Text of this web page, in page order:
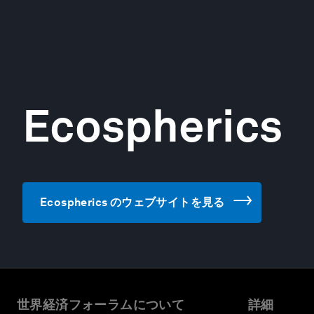
Ecospherics
Ecospherics のウェブサイトを見る
世界経済フォーラムについて 詳細